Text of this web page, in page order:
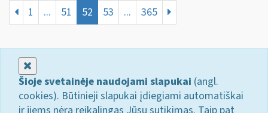
1 ... 51 52 53 ... 365
Šioje svetainėje naudojami slapukai (angl.
cookies). Būtinieji slapukai įdiegiami automatiškai
ir jiems nėra reikalingas Jūsų sutikimas. Taip pat